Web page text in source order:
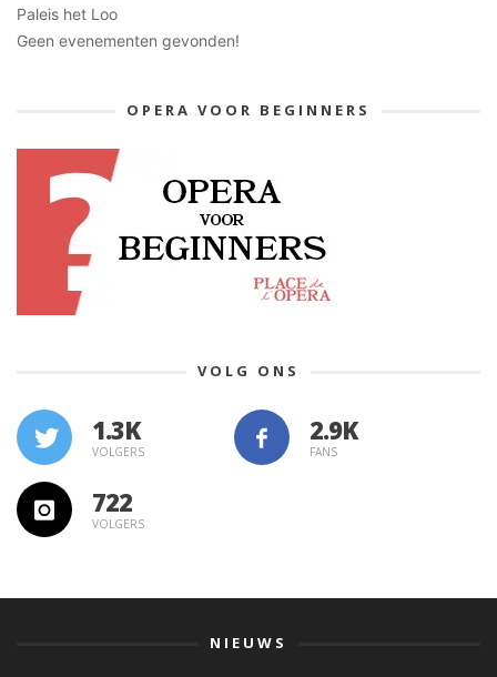
Paleis het Loo
Geen evenementen gevonden!
OPERA VOOR BEGINNERS
VOLG ONS
1.3K
VOLGERS FANS
722
VOLGERS
NIEUWS